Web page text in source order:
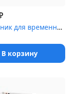
Холодильник для временного хранения медицинских отходов Саратов-5...
В корзину